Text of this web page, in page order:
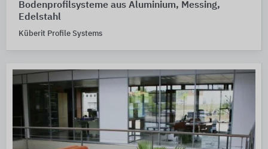
Bodenprofilsysteme aus Aluminium, Messing,
Edelstahl
Küberit Profile Systems